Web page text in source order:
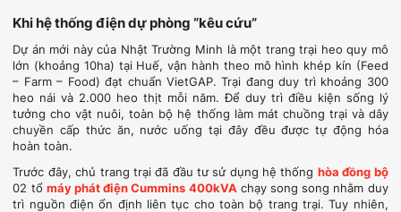
Khi hệ thống điện dự phòng “kêu cứu”
Dự án mới này của Nhật Trường Minh là một trang trại heo quy mô
lớn (khoảng 10ha) tại Huế, vận hành theo mô hình khép kín (Feed
– Farm – Food) đạt chuẩn VietGAP. Trại đang duy trì khoảng 300
heo nái và 2.000 heo thịt mỗi năm. Để duy trì điều kiện sống lý
tưởng cho vật nuôi, toàn bộ hệ thống làm mát chuồng trại và dây
chuyền cấp thức ăn, nước uống tại đây đều được tự động hóa
hoàn toàn.
Trước đây, chủ trang trại đã đầu tư sử dụng hệ thống hòa đồng bộ
02 tổ máy phát điện Cummins 400kVA chạy song song nhằm duy
trì nguồn điện ổn định liên tục cho toàn bộ trang trại. Tuy nhiên,